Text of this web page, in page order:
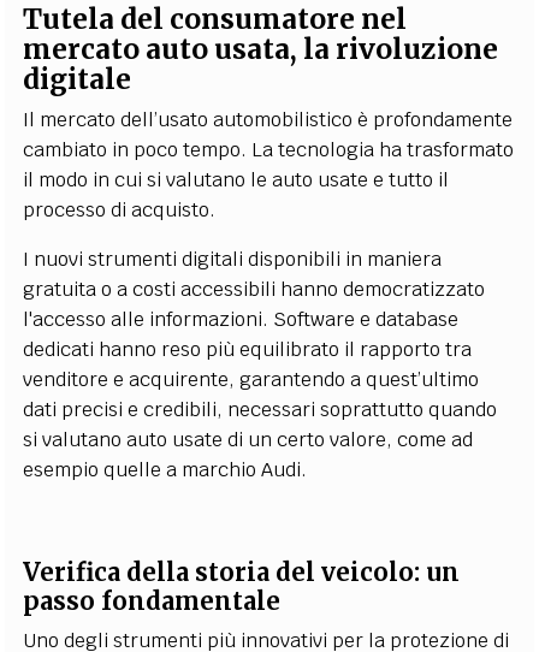
Tutela del consumatore nel
mercato auto usata, la rivoluzione
digitale
Il mercato dell’usato automobilistico è profondamente
cambiato in poco tempo. La tecnologia ha trasformato
il modo in cui si valutano le auto usate e tutto il
processo di acquisto.
I nuovi strumenti digitali disponibili in maniera
gratuita o a costi accessibili hanno democratizzato
l'accesso alle informazioni. Software e database
dedicati hanno reso più equilibrato il rapporto tra
venditore e acquirente, garantendo a quest’ultimo
dati precisi e credibili, necessari soprattutto quando
si valutano auto usate di un certo valore, come ad
esempio quelle a marchio Audi.
Verifica della storia del veicolo: un
passo fondamentale
Uno degli strumenti più innovativi per la protezione di